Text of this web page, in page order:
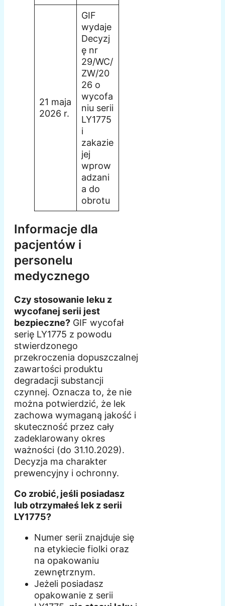
21 maja
2026 r.
GIF
wydaje
Decyzj
ę nr
29/WC/
ZW/20
26 o
wycofa
niu serii
LY1775
i
zakazie
jej
wprow
adzani
a do
obrotu
Informacje dla
pacjentów i
personelu
medycznego
Czy stosowanie leku z
wycofanej serii jest
bezpieczne? GIF wycofał
serię LY1775 z powodu
stwierdzonego
przekroczenia dopuszczalnej
zawartości produktu
degradacji substancji
czynnej. Oznacza to, że nie
można potwierdzić, że lek
zachowa wymaganą jakość i
skuteczność przez cały
zadeklarowany okres
ważności (do 31.10.2029).
Decyzja ma charakter
prewencyjny i ochronny.
Co zrobić, jeśli posiadasz
lub otrzymałeś lek z serii
LY1775?
Numer serii znajduje się
na etykiecie fiolki oraz
na opakowaniu
zewnętrznym.
Jeżeli posiadasz
opakowanie z serii